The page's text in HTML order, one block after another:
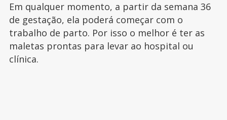
Em qualquer momento, a partir da semana 36
de gestação, ela poderá começar com o
trabalho de parto. Por isso o melhor é ter as
maletas prontas para levar ao hospital ou
clínica.